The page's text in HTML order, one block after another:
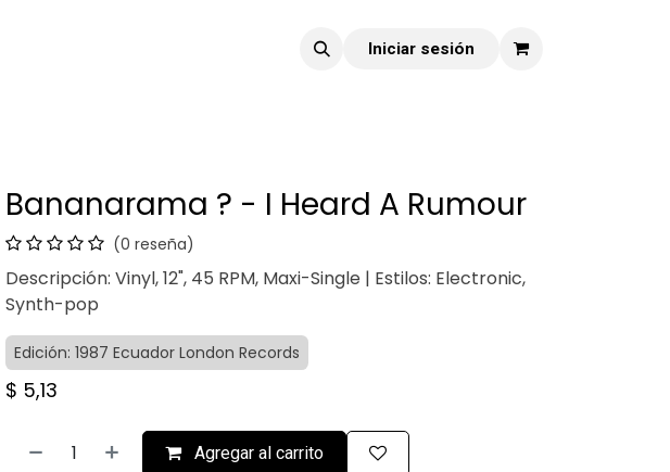
Iniciar sesión
Bananarama ? - I Heard A Rumour
(0 reseña)
Descripción: Vinyl, 12", 45 RPM, Maxi-Single | Estilos: Electronic,
Synth-pop
Edición: 1987 Ecuador London Records
$ 5,13
Agregar al carrito